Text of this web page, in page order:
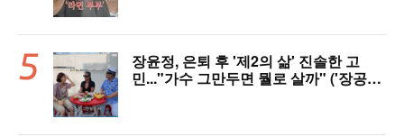
장윤정, 은퇴 후 '제2의 삶' 진솔한 고
민..."가수 그만두면 뭘로 살까" ('장공장